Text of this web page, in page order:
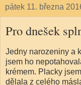
pátek 11. března
Pro dnešek
Jedny narozeniny a
jsem ho
krémem. Placky
dělala z celého